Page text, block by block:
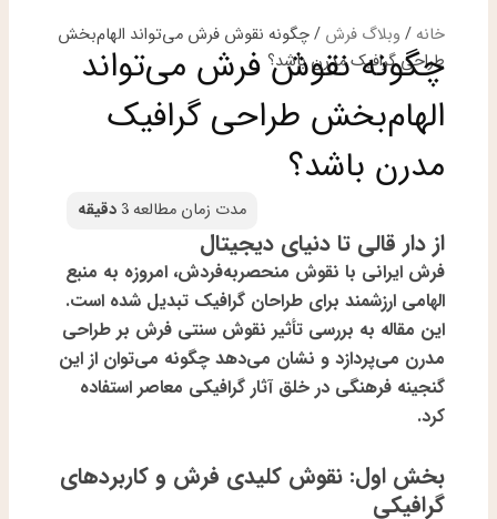
خانه / وبلاگ فرش / چگونه نقوش فرش می‌تواند الهام‌بخش
طراحی گرافیک مدرن باشد؟
چگونه نقوش فرش می‌تواند
الهام‌بخش طراحی گرافیک
مدرن باشد؟
از دار قالی تا دنیای دیجیتال
فرش ایرانی با نقوش منحصربه‌فردش، امروزه به منبع
الهامی ارزشمند برای طراحان گرافیک تبدیل شده است.
این مقاله به بررسی تأثیر نقوش سنتی فرش بر طراحی
مدرن می‌پردازد و نشان می‌دهد چگونه می‌توان از این
گنجینه فرهنگی در خلق آثار گرافیکی معاصر استفاده
کرد.
بخش اول: نقوش کلیدی فرش و کاربردهای
گرافیکی